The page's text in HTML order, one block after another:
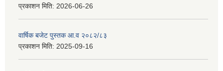
प्रकाशन मिति: 2026-06-26
वार्षिक बजेट पुस्तक आ.व २०८२/८३
प्रकाशन मिति: 2025-09-16